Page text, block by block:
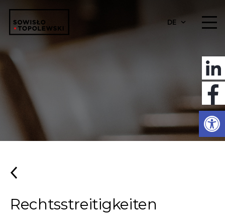
DE
Rechtsstreitigkeiten